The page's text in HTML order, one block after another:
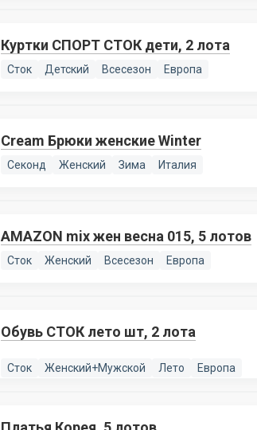
Куртки СПОРТ СТОК дети, 2 лота
Сток Детский Всесезон Европа
Cream Брюки женские Winter
Секонд Женский Зима Италия
AMAZON mix жен весна 015, 5 лотов
Сток Женский Всесезон Европа
Обувь СТОК лето шт, 2 лота
Сток Женский+Мужской Лето Европа